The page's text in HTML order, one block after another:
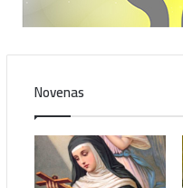
Novenas